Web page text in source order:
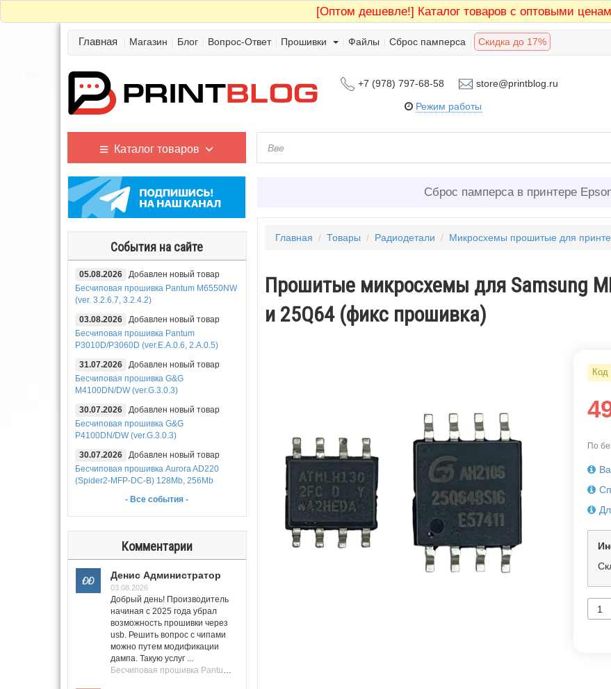
[Оптом дешевле!] Каталог товаров с оптовыми
Главная Магазин Блог Вопрос-Ответ Прошивки Файлы Сброс памперса Скидка до 17%
+7 (978) 797-68-58 store@printblog.ru
Режим работы
Каталог товаров
События на сайте
05.08.2026
Добавлен новый товар
Бесчиповая прошивка Pantum M6550NW
(ver. 3.2.6.7, 3.2.4.2)
03.08.2026
Добавлен новый товар
Бесчиповая прошивка Pantum
P3010D/P3060D (ver.E.A.0.6, 2.A.0.5)
31.07.2026
Добавлен новый товар
Бесчиповая прошивка G&G
M4100DN/DW (ver.G.3.0.3)
30.07.2026
Добавлен новый товар
Бесчиповая прошивка G&G
P4100DN/DW (ver.G.3.0.3)
30.07.2026
Добавлен новый товар
Бесчиповая прошивка Aurora AD220
(Spider2-MFP-DC-B) 128Mb, 256Mb
- Все события -
Комментарии
Денис Администратор
03.08.2026
Добрый день! Производитель
начиная с 2025 года убрал
возможность прошивки через
usb. Решить вопрос с чипами
можно путем модификации
дампа. Такую услуг ...
Бесчиповая прошивка Pantum M7100 Series (M7100, M7108, M7102, M7103, M7105)
Сброс памперса в принтере
Главная / Товары / Радиодетали / Микросхемы прошитые для
Прошитые микросхемы для Samsung
и 25Q64 (фикс прошивка)
Код
По